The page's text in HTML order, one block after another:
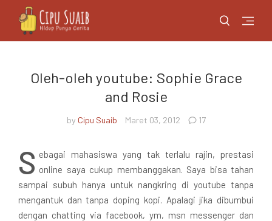
Oleh-oleh youtube: Sophie Grace
and Rosie
by Cipu Suaib Maret 03, 2012 17
S ebagai mahasiswa yang tak terlalu rajin, prestasi
online saya cukup membanggakan. Saya bisa tahan
sampai subuh hanya untuk nangkring di youtube tanpa
mengantuk dan tanpa doping kopi. Apalagi jika dibumbui
dengan chatting via facebook, ym, msn messenger dan